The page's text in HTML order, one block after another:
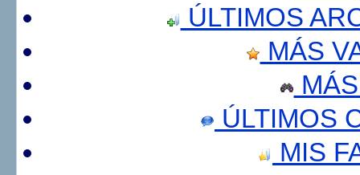
ÚLTIMOS
MÁS
ÚLTIMOS
MIS